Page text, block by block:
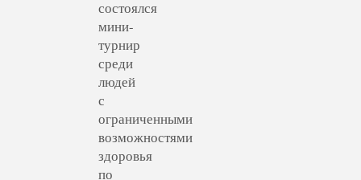
состоялся
мини-
турнир
среди
людей
с
ограниченными
возможностями
здоровья
по